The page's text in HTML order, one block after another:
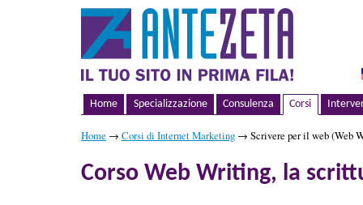
Home Specializzazione Consulenza Corsi
Home → Corsi di Internet Marketing → Scrivere per il web (Web
Corso Web Writing, la